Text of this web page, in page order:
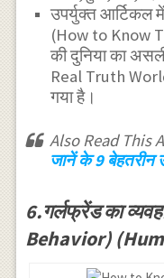
उपर्युक्त आर्टिकल
(How to Know
की दुनिया का
Real Truth
गया है।
Also Read This
जानें के 9 बेहतरीन
6.गर्लफ्रेंड का
Behavior)